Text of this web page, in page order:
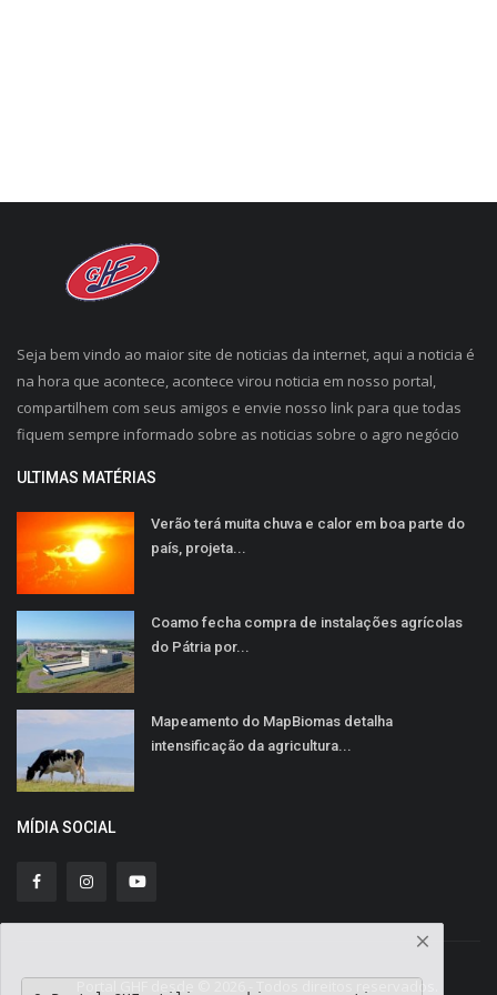
Seja bem vindo ao maior site de noticias da internet, aqui a noticia é
na hora que acontece, acontece virou noticia em nosso portal,
compartilhem com seus amigos e envie nosso link para que todas
fiquem sempre informado sobre as noticias sobre o agro negócio
ULTIMAS MATÉRIAS
Verão terá muita chuva e calor em boa parte do
país, projeta...
Coamo fecha compra de instalações agrícolas
do Pátria por...
Mapeamento do MapBiomas detalha
intensificação da agricultura...
MÍDIA SOCIAL
Portal GHF desde © 2026 - Todos direitos reservados.